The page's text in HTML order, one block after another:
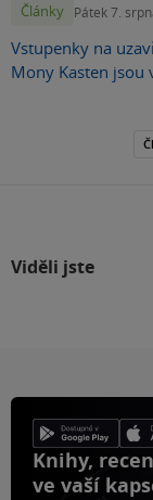
Články Pátek 7.
Vstupenky na
Mony Kasten jsou
Viděli jste
Knihy,
ve vaší